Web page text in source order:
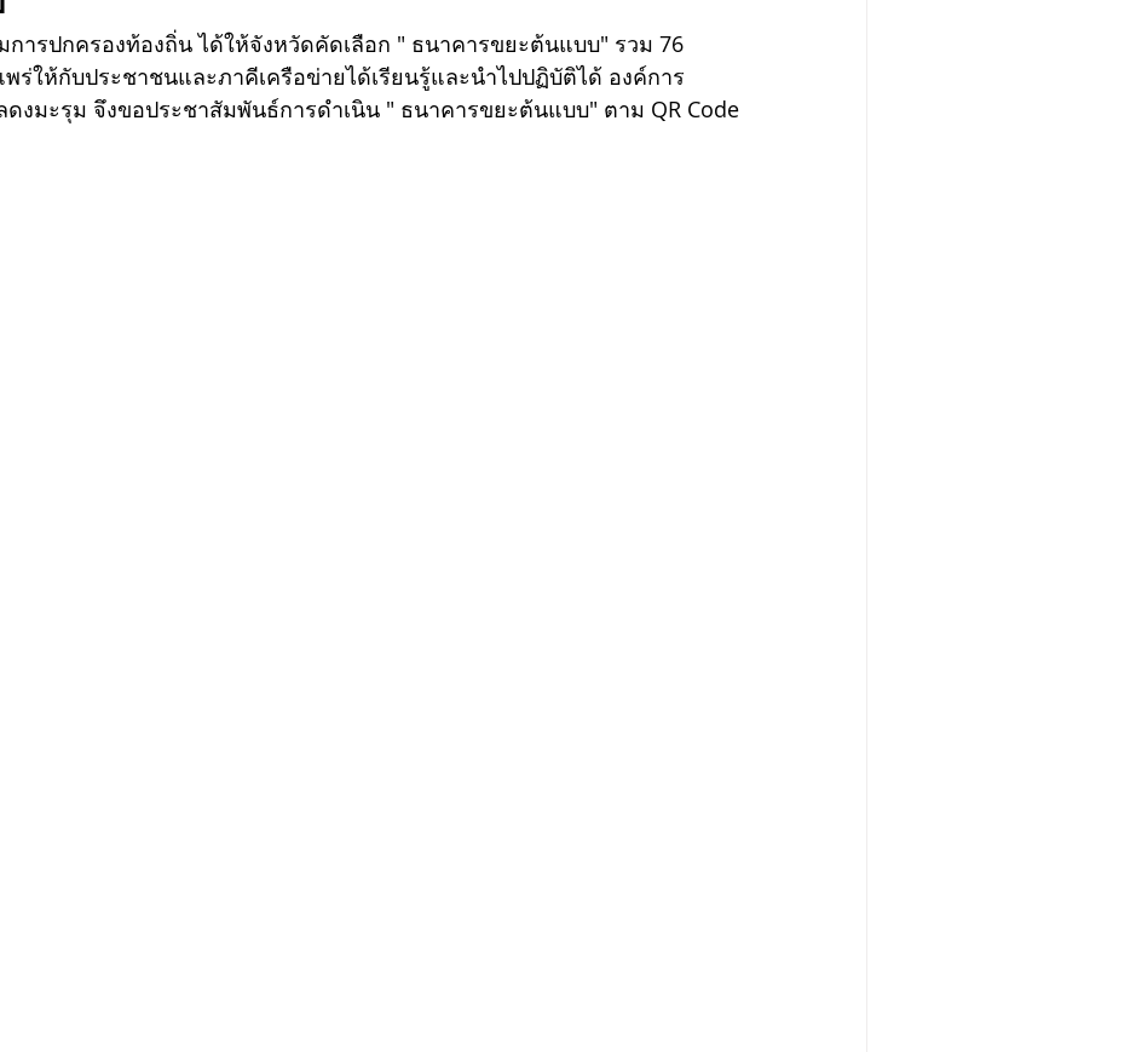
พร่ให้กับประชาชนและภาคีเครือข่ายได้เรียนรู้และนำไปปฏิบัติได้ องค์การ
งมะรุม จึงขอประชาสัมพันธ์การดำเนิน " ธนาคารขยะต้นแบบ" ตาม QR Code